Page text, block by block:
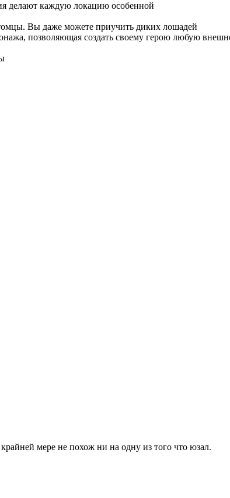
делают каждую локацию особенной
Вы даже можете приучить диких лошадей
позволяющая создать своему герою любую
мере не похож ни на одну из того что юзал.